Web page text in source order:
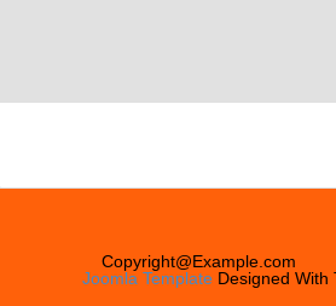
Copyright@Example.com
Joomla Template Designed With